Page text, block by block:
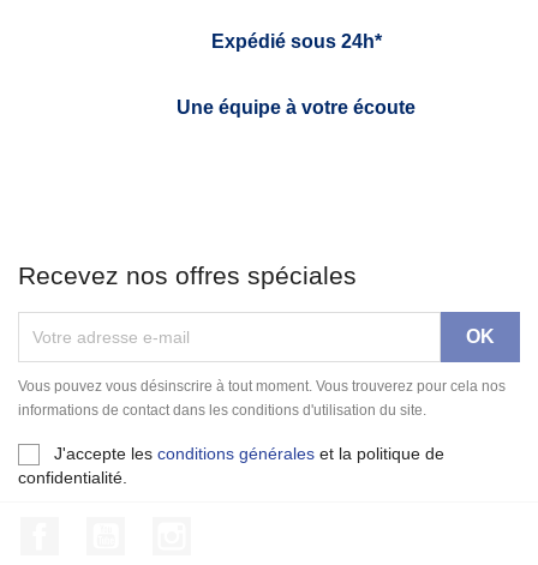
Expédié sous 24h*
Une équipe à votre écoute
Recevez nos offres spéciales
Vous pouvez vous désinscrire à tout moment. Vous trouverez pour cela nos
informations de contact dans les conditions d'utilisation du site.
J'accepte les conditions générales et la politique de
confidentialité.